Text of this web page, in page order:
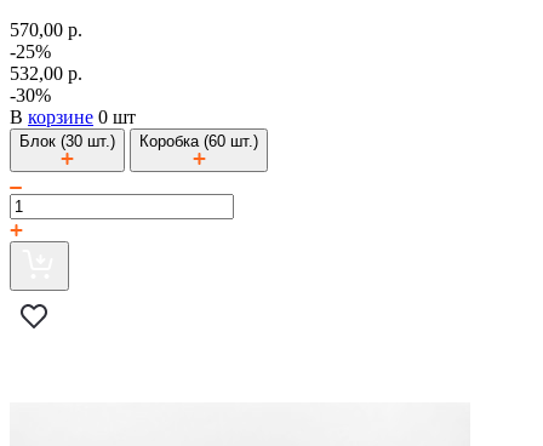
570,00 р.
-25%
532,00 р.
-30%
В корзине 0 шт
Блок (30 шт.) Коробка (60 шт.)